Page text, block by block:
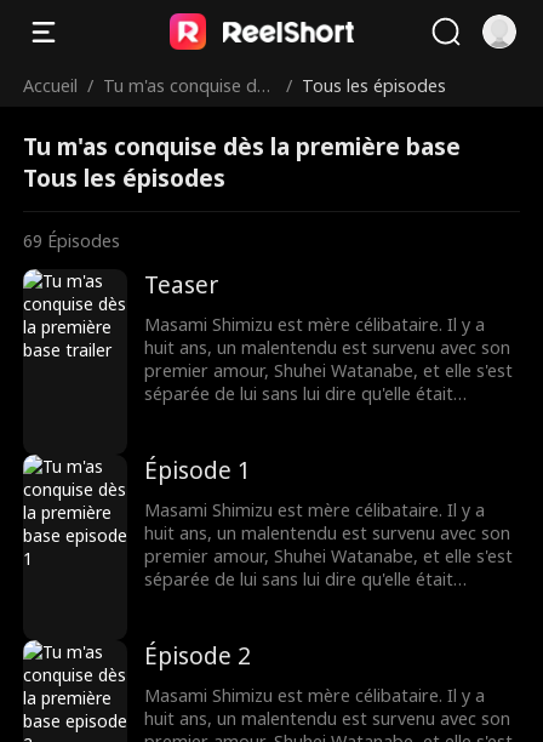
Accueil / Tu m'as conquise dès
/ Tous les épisodes
Tu m'as conquise dès la première base
Tous les épisodes
69 Épisodes
Teaser
Masami Shimizu est mère célibataire. Il y a
huit ans, un malentendu est survenu avec son
premier amour, Shuhei Watanabe, et elle s'est
séparée de lui sans lui dire qu'elle était
transféré dans une nouvelle équipe. Les
rouages du destin se remettent en marche.
Lorsqu'ils se retrouvent au stade, pourront-ils
dissiper le malentendu et se reconnecter ?
Épisode 1
Masami Shimizu est mère célibataire. Il y a
huit ans, un malentendu est survenu avec son
premier amour, Shuhei Watanabe, et elle s'est
séparée de lui sans lui dire qu'elle était
transféré dans une nouvelle équipe. Les
rouages du destin se remettent en marche.
Lorsqu'ils se retrouvent au stade, pourront-ils
dissiper le malentendu et se reconnecter ?
Épisode 2
Masami Shimizu est mère célibataire. Il y a
huit ans, un malentendu est survenu avec son